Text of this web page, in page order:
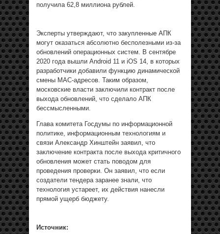
получила 62,8 миллиона рублей.
Эксперты утверждают, что закупленные АПК
могут оказаться абсолютно бесполезными из-за
обновлений операционных систем. В сентябре
2020 года вышли Android 11 и iOS 14, в которых
разработчики добавили функцию динамической
смены MAC-адресов. Таким образом,
московские власти заключили контракт после
выхода обновлений, что сделало АПК
бессмысленными.
Глава комитета Госдумы по информационной
политике, информационным технологиям и
связи Александр Хинштейн заявил, что
заключение контракта после выхода критичного
обновления может стать поводом для
проведения проверки. Он заявил, что если
создатели тендера заранее знали, что
технология устареет, их действия нанесли
прямой ущерб бюджету.
Источник: